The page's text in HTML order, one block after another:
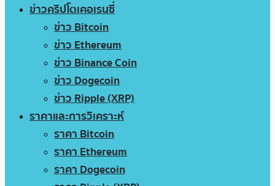
ข่าวคริปโตเคอเรนซี่
ข่าว Bitcoin
ข่าว Ethereum
ข่าว Binance Coin
ข่าว Dogecoin
ข่าว Ripple (XRP)
ราคาและการวิเคราะห์
ราคา Bitcoin
ราคา Ethereum
ราคา Dogecoin